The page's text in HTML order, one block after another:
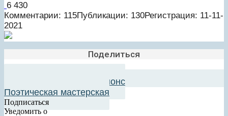
6 430
Комментарии: 115Публикации: 130Регистрация: 11-11-
2021
Поделиться
Добавить в авторский анонс
Поэтическая мастерская
Подписаться
Уведомить о